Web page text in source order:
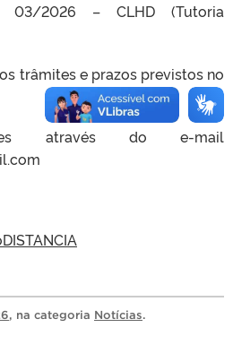
03/2026 – CLHD (Tutoria
trâmites e prazos previstos no
através do e-mail
, na categoria Notícias.